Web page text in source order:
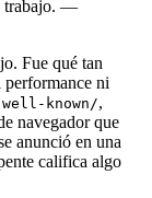
trabajo. —
Fue qué tan
ni
known/,
navegador que
anunció en una
califica algo